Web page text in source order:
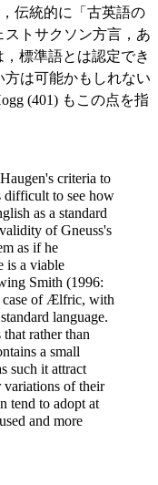
伝統的に「古英語の
トサクソン方言，あ
，標準語とは認定でき
は可能かもしれない
(401) もこの点を指
criteria to
difficult to see how
as a standard
of Gneuss's
as if he
is a viable
Smith (1996:
case of Ælfric, with
language.
rather than
a small
such it attract
variations of their
tend to adopt at
and more